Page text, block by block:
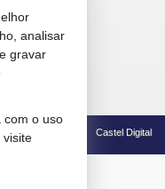
Castel Digital
analisar
gravar
com o uso
visite